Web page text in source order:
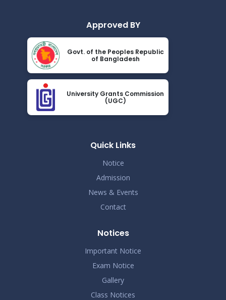
Nov 19
2024
আন্তর্জাতিক মাতৃভাষা দিবস ও শহীদ দিবস পালন প্রসঙ্গে বিজ্ঞপ্তি
Read More
Nov 19
2024
এপ্রিল ২০২৩ সেমিস্টারের ফাইনাল পরীক্ষার (অনুষ্ঠিতব্য অক্টোবর ২০২৩)
বিজ্ঞপ্তি
Approved BY
Govt. of the Peoples Republic
of Bangladesh
University Grants Commission
(UGC)
Quick Links
Notice
Admission
News & Events
Contact
Notices
Important Notice
Exam Notice
Gallery
Class Notices